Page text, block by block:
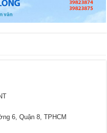
6, Quận 8, TPHCM